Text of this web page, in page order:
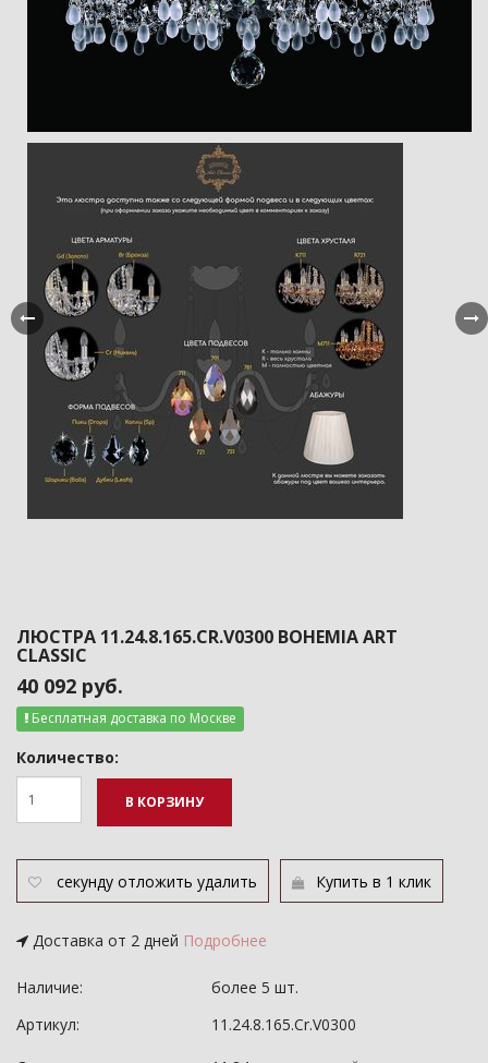
ЛЮСТРА 11.24.8.165.CR.V0300 BOHEMIA ART
CLASSIC
40 092 руб.
Бесплатная доставка по Москве
Количество:
В КОРЗИНУ
секунду отложить удалить Купить в 1 клик
Доставка от 2 дней Подробнее
Наличие:
более 5 шт.
Артикул:
11.24.8.165.Cr.V0300